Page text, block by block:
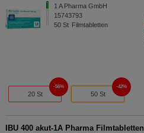
1 A Pharma GmbH
15743793
50 St Filmtabletten
20 St
56%
50 St
42%
IBU 400 akut-1A Pharma Filmtabletten